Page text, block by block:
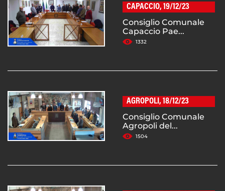
CAPACCIO, 19/12/23
Consiglio Comunale
Capaccio Pae...
1332
AGROPOLI, 18/12/23
Consiglio Comunale
Agropoli del...
1504